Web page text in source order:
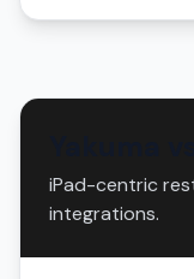
iPad-centric
integrations.